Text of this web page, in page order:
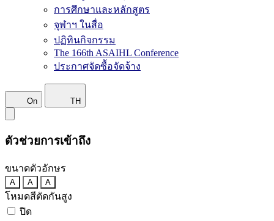
การศึกษาและหลักสูตร
จุฬาฯ ในสื่อ
ปฏิทินกิจกรรม
The 166th ASAIHL Conference
ประกาศจัดซื้อจัดจ้าง
On TH
ตัวช่วยการเข้าถึง
ขนาดตัวอักษร
A A A
โหมดสีตัดกันสูง
ปิด